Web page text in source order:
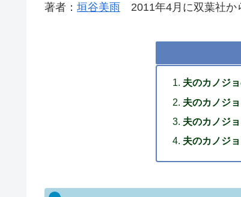
著者： 垣谷美雨 2011年4月に双葉社か
夫のカノジ
夫のカノジ
夫のカノジ
夫のカノジ